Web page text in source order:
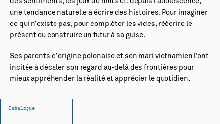
des sentiments, les jeux de mots et, depuis l’adolescence,
une tendance naturelle à écrire des histoires. Pour imaginer
ce qui n’existe pas, pour compléter les vides, réécrire le
présent ou construire un futur à sa guise.
Ses parents d’origine polonaise et son mari vietnamien l’ont
incitée à décaler son regard au-delà des frontières pour
mieux appréhender la réalité et apprécier le quotidien.
Catalogue